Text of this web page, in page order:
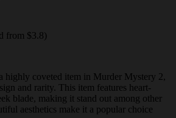
from $3.8)
highly coveted item in Murder Mystery 2,
and rarity. This item features heart-
blade, making it stand out among other
aesthetics make it a popular choice